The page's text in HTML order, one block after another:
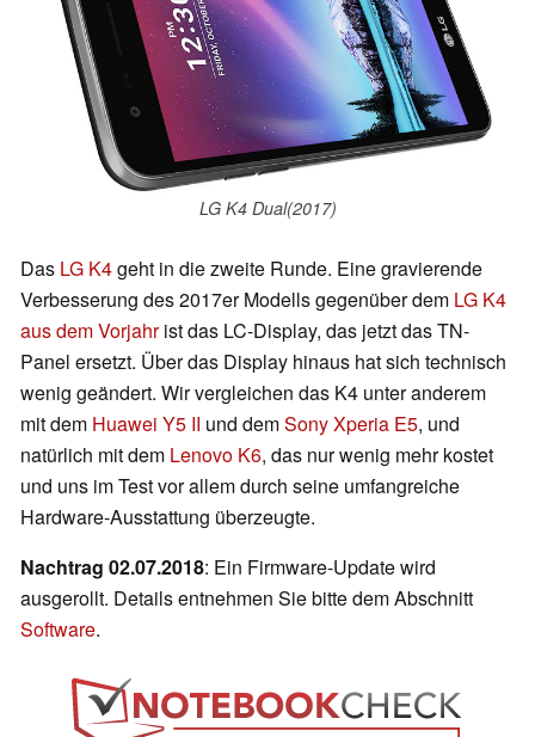
LG K4 Dual(2017)
Das LG K4geht in die zweite Runde. Eine gravierende
Verbesserung des 2017er Modells gegenüber dem LG K4
aus dem Vorjahrist das LC-Display, das jetzt das TN-
Panel ersetzt. Über das Display hinaus hat sich technisch
wenig geändert. Wir vergleichen das K4 unter anderem
mit dem Huawei Y5 II und demSony Xperia E5, und
natürlich mit dem Lenovo K6, das nur wenig mehr kostet
und uns im Test vor allem durch seine umfangreiche
Hardware-Ausstattung überzeugte.
Nachtrag 02.07.2018: Ein Firmware-Update wird
ausgerollt. Details entnehmen Sie bitte dem Abschnitt
Software.